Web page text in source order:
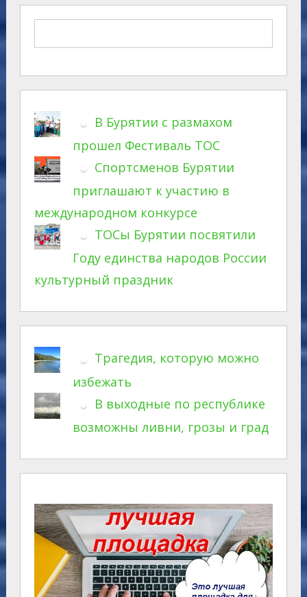
В Бурятии с размахом
прошел Фестиваль ТОС
Спортсменов Бурятии
приглашают к участию в
международном конкурсе
ТОСы Бурятии посвятили
Году единства народов России
культурный праздник
Трагедия, которую можно
избежать
В выходные по республике
возможны ливни, грозы и град